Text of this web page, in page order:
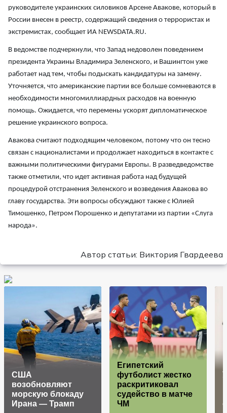
руководителе украинских силовиков Арсене Авакове, который в
России внесен в реестр, содержащий сведения о террористах и
экстремистах, сообщает ИА NEWSDATA.RU.
В ведомстве подчеркнули, что Запад недоволен поведением
президента Украины Владимира Зеленского, и Вашингтон уже
работает над тем, чтобы подыскать кандидатуры на замену.
Уточняется, что американские партии все больше сомневаются в
необходимости многомиллиардных расходов на военную
помощь. Ожидается, что перемены ускорят дипломатическое
решение украинского вопроса.
Авакова считают подходящим человеком, потому что он тесно
связан с националистами и продолжает находиться в контакте с
важными политическими фигурами Европы. В разведведомстве
также отметили, что идет активная работа над будущей
процедурой отстранения Зеленского и возведения Авакова во
главу государства. Эти вопросы обсуждают также с Юлией
Тимошенко, Петром Порошенко и депутатами из партии «Слуга
народа».
Автор статьи: Виктория Гвардеева
США
возобновляют
морскую блокаду
Ирана — Трамп
Египетский
футболист жестко
раскритиковал
судейство в матче
ЧМ